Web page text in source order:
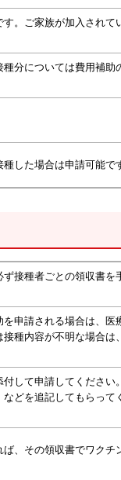
。ご家族が加入されて
分については費用補助
した場合は申請可能で
接種者ごとの領収書を
申請される場合は、医
種内容が不明な場合は
して申請してください
どを追記してもらって
、その領収書でワクチ